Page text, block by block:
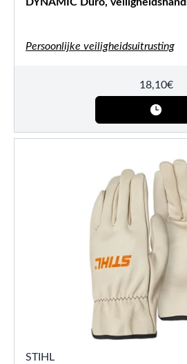
DYNAMIC Duro,
Persoonlijke veiligheidsuitrusting
18,10€
STIHL